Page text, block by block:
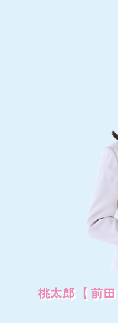
桃太郎【 前田